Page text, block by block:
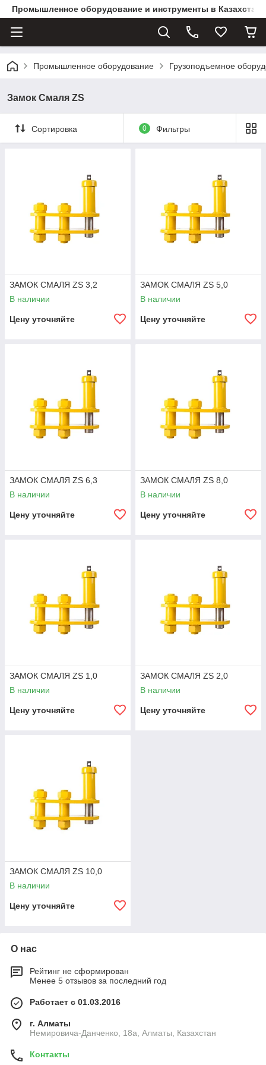
Промышленное оборудование и инструменты в
Промышленное оборудование Грузоподъемное
Замок Смаля ZS
Сортировка 0 Фильтры
ЗАМОК СМАЛЯ ZS 3,2
В наличии
Цену уточняйте
ЗАМОК СМАЛЯ ZS 5,0
В наличии
Цену уточняйте
ЗАМОК СМАЛЯ ZS 6,3
В наличии
Цену уточняйте
ЗАМОК СМАЛЯ ZS 8,0
В наличии
Цену уточняйте
ЗАМОК СМАЛЯ ZS 1,0
В наличии
Цену уточняйте
ЗАМОК СМАЛЯ ZS 2,0
В наличии
Цену уточняйте
ЗАМОК СМАЛЯ ZS 10,0
В наличии
Цену уточняйте
О нас
Рейтинг не сформирован
Менее 5 отзывов за последний год
Работает с 01.03.2016
г. Алматы
Немировича-Данченко, 18а, Алматы, Казахстан
Контакты